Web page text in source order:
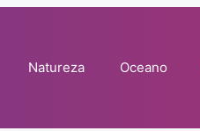
Natureza Oceano